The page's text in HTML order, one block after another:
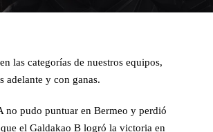
las categorías de nuestros equipos,
adelante y con ganas.
no pudo puntuar en Bermeo y perdió
el Galdakao B logró la victoria en